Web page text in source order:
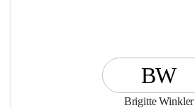
BW
Brigitte Winkler